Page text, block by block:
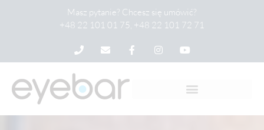
Masz pytanie? Chcesz się umówić?
+48 22 101 01 75, +48 22 101 72 71